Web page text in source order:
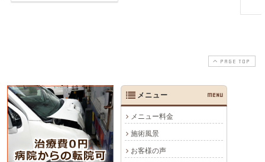
PAGE TOP
メニュー MENU
メニュー料金
施術風景
お客様の声